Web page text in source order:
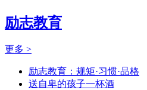
励志教育
更多 >
励志教育：规矩·习惯·品格
送自卑的孩子一杯酒